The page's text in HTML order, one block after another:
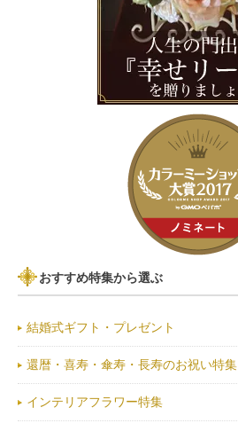
おすすめ特集から選ぶ
結婚式ギフト・プレゼント
還暦・喜寿・傘寿・長寿のお祝い特集
インテリアフラワー特集